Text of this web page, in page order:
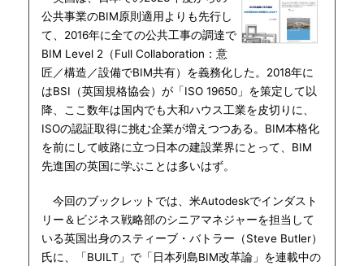
公共事業のBIM原則適用よりも先行し
て、2016年に全ての公共工事の調達で
BIM Level 2（Full Collaboration：意
匠／構造／設備でBIM共有）を義務化した。2018年に
はBSI（英国規格協会）が「ISO 19650」を策定して以
降、ここ数年は国内でも大和ハウス工業を皮切りに、
ISOの認証取得に挑む企業が増えつつある。BIM本格化
を前にして岐路に立つ日本の建設業界にとって、BIM
先進国の英国に学ぶことは多いはず。
今回のブックレットでは、米Autodeskでインダスト
リー＆ビジネス戦略部のシニアマネジャーを担当して
いる英国出身のスティーブ・バトラー（Steve Butler）
氏に、「BUILT」で「日本列島BIM改革論」を連載中の